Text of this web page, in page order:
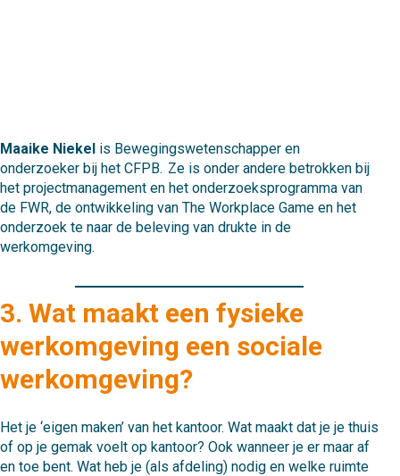
Maaike Niekel is Bewegingswetenschapper en
onderzoeker bij het CFPB. Ze is onder andere betrokken bij
het projectmanagement en het onderzoeksprogramma van
de FWR, de ontwikkeling van The Workplace Game en het
onderzoek te naar de beleving van drukte in de
werkomgeving.
3. Wat maakt een fysieke
werkomgeving een sociale
werkomgeving?
Het je ‘eigen maken’ van het kantoor. Wat maakt dat je je thuis
of op je gemak voelt op kantoor? Ook wanneer je er maar af
en toe bent. Wat heb je (als afdeling) nodig en welke ruimte